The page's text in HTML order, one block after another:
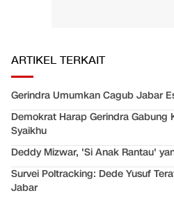
ARTIKEL TERKAIT
Gerindra Umumkan Cagub Jabar
Demokrat Harap Gerindra Gabung
Syaikhu
Deddy Mizwar, 'Si Anak Rantau'
Survei Poltracking: Dede Yusuf
Jabar